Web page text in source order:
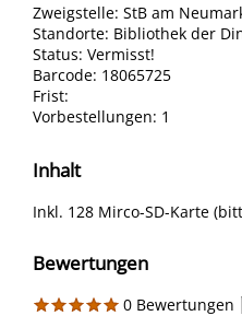
Zweigstelle: StB am
Standorte: Bibliothek der
Status: Vermisst!
Barcode: 18065725
Frist:
Vorbestellungen: 1
Inhalt
Inkl. 128 Mirco-SD-Karte
Bewertungen
0 Bewertungen